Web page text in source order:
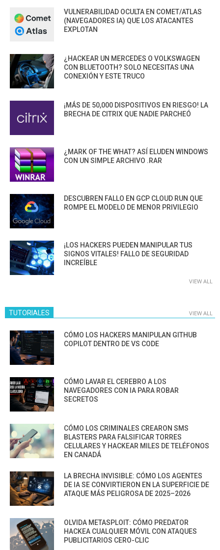
VULNERABILIDAD OCULTA EN COMET/ATLAS
(NAVEGADORES IA) QUE LOS ATACANTES
EXPLOTAN
¿HACKEAR UN MERCEDES O VOLKSWAGEN
CON BLUETOOTH? SOLO NECESITAS UNA
CONEXIÓN Y ESTE TRUCO
¡MÁS DE 50,000 DISPOSITIVOS EN RIESGO! LA
BRECHA DE CITRIX QUE NADIE PARCHEÓ
¿MARK OF THE WHAT? ASÍ ELUDEN WINDOWS
CON UN SIMPLE ARCHIVO .RAR
DESCUBREN FALLO EN GCP CLOUD RUN QUE
ROMPE EL MODELO DE MENOR PRIVILEGIO
¡LOS HACKERS PUEDEN MANIPULAR TUS
SIGNOS VITALES! FALLO DE SEGURIDAD
INCREÍBLE
VIEW ALL
TUTORIALES VIEW ALL
CÓMO LOS HACKERS MANIPULAN GITHUB
COPILOT DENTRO DE VS CODE
CÓMO LAVAR EL CEREBRO A LOS
NAVEGADORES CON IA PARA ROBAR
SECRETOS
CÓMO LOS CRIMINALES CREARON SMS
BLASTERS PARA FALSIFICAR TORRES
CELULARES Y HACKEAR MILES DE TELÉFONOS
EN CANADÁ
LA BRECHA INVISIBLE: CÓMO LOS AGENTES
DE IA SE CONVIRTIERON EN LA SUPERFICIE DE
ATAQUE MÁS PELIGROSA DE 2025–2026
OLVIDA METASPLOIT: CÓMO PREDATOR
HACKEA CUALQUIER MÓVIL CON ATAQUES
PUBLICITARIOS CERO-CLIC